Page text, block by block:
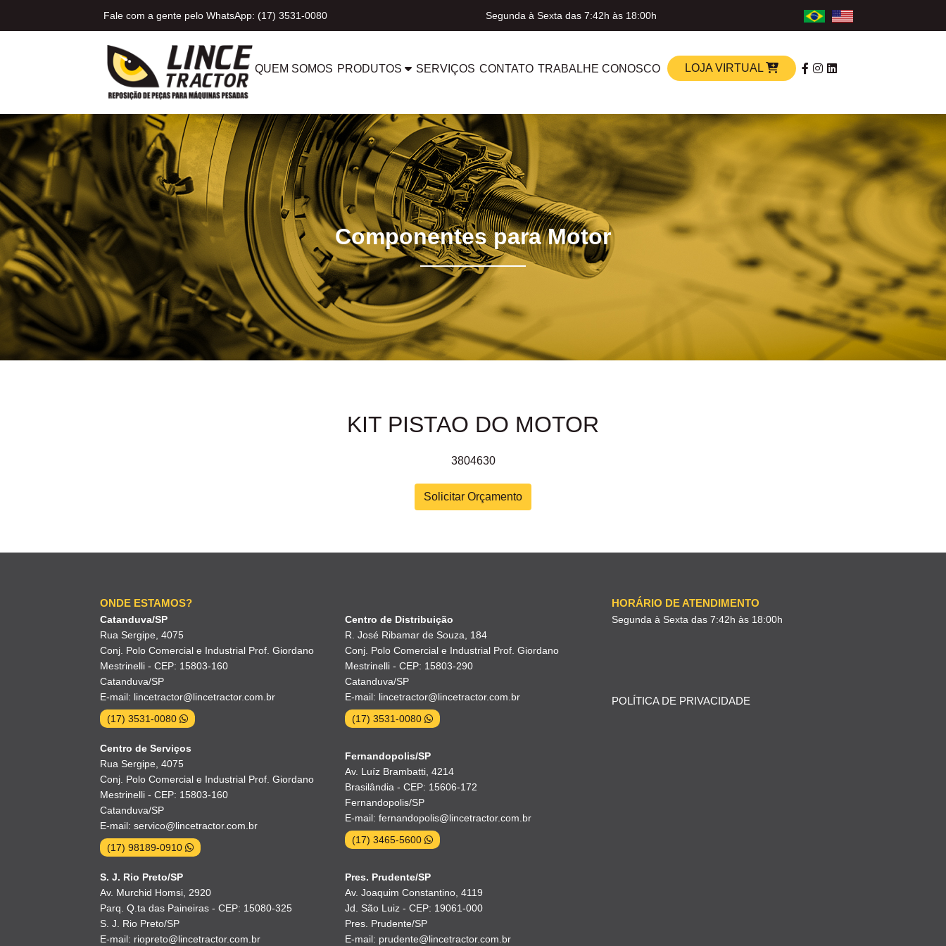
Fale com a gente pelo WhatsApp: (17) 3531-0080 Segunda à Sexta das 7:42h às 18:00h
QUEM SOMOS PRODUTOS SERVIÇOS CONTATO TRABALHE CONOSCO LOJA VIRTUAL
Componentes para Motor
KIT PISTAO DO MOTOR
3804630
Solicitar Orçamento
ONDE ESTAMOS?
Catanduva/SP
Rua Sergipe, 4075
Conj. Polo Comercial e Industrial Prof. Giordano
Mestrinelli - CEP: 15803-160
Catanduva/SP
E-mail: lincetractor@lincetractor.com.br
(17) 3531-0080
Centro de Distribuição
R. José Ribamar de Souza, 184
Conj. Polo Comercial e Industrial Prof. Giordano
Mestrinelli - CEP: 15803-290
Catanduva/SP
E-mail: lincetractor@lincetractor.com.br
(17) 3531-0080
Centro de Serviços
Rua Sergipe, 4075
Conj. Polo Comercial e Industrial Prof. Giordano
Mestrinelli - CEP: 15803-160
Catanduva/SP
E-mail: servico@lincetractor.com.br
(17) 98189-0910
Fernandopolis/SP
Av. Luíz Brambatti, 4214
Brasilândia - CEP: 15606-172
Fernandopolis/SP
E-mail: fernandopolis@lincetractor.com.br
(17) 3465-5600
S. J. Rio Preto/SP
Av. Murchid Homsi, 2920
Parq. Q.ta das Paineiras - CEP: 15080-325
S. J. Rio Preto/SP
E-mail: riopreto@lincetractor.com.br
Pres. Prudente/SP
Av. Joaquim Constantino, 4119
Jd. São Luiz - CEP: 19061-000
Pres. Prudente/SP
E-mail: prudente@lincetractor.com.br
HORÁRIO DE ATENDIMENTO
Segunda à Sexta das 7:42h às 18:00h
POLÍTICA DE PRIVACIDADE